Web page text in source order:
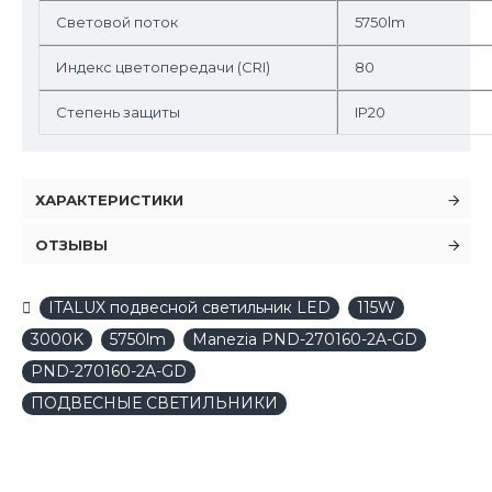
Световой поток 5750lm
Индекс цветопередачи (CRI) 80
Степень защиты IP20
ХАРАКТЕРИСТИКИ
ОТЗЫВЫ
ITALUX подвесной светильник LED
115W
3000K
5750lm
Manezia PND-270160-2A-GD
PND-270160-2A-GD
ПОДВЕСНЫЕ СВЕТИЛЬНИКИ